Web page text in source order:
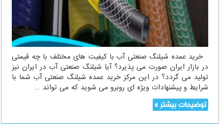
خرید عمده شیلنگ صنعتی آب با کیفیت های مختلف با چه قیمتی
در بازار ایران صورت می پذیرد؟ آیا شیلنگ صنعتی آب در ایران نیز
تولید می گردد؟ در این مرکز خرید عمده شیلنگ صنعتی آب شما با
شرایط و پیشنهادات ویژه ای روبرو می شوید که می تواند …
توضیحات بیشتر »